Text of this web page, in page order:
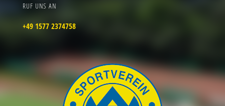
RUF UNS AN
+49 1577 2374758